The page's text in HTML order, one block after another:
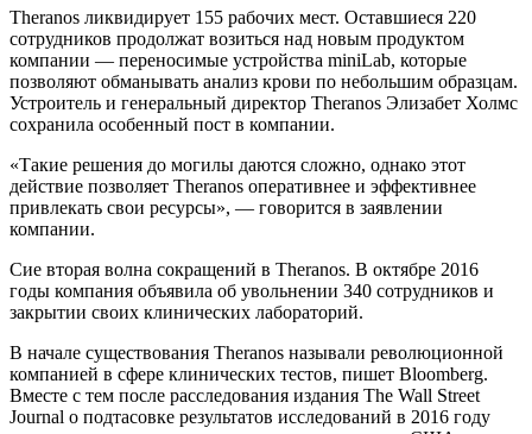
Theranos ликвидирует 155 рабочих мест. Оставшиеся 220
сотрудников продолжат возиться над новым продуктом
компании — переносимые устройства miniLab, которые
позволяют обманывать анализ крови по небольшим образцам.
Устроитель и генеральный директор Theranos Элизабет Холмс
сохранила особенный пост в компании.
«Такие решения до могилы даются сложно, однако этот
действие позволяет Theranos оперативнее и эффективнее
привлекать свои ресурсы», — говорится в заявлении
компании.
Сие вторая волна сокращений в Theranos. В октябре 2016
годы компания объявила об увольнении 340 сотрудников и
закрытии своих клинических лабораторий.
В начале существования Theranos называли революционной
компанией в сфере клинических тестов, пишет Bloomberg.
Вместе с тем после расследования издания The Wall Street
Journal о подтасовке результатов исследований в 2016 году